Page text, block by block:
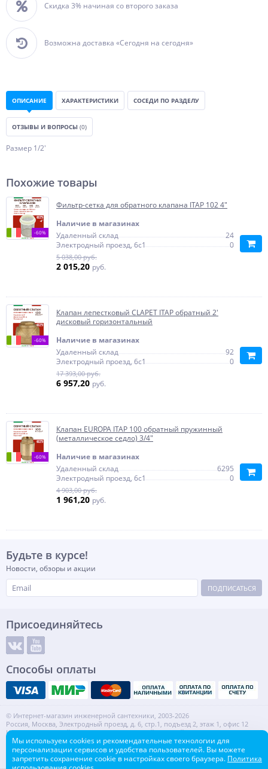
Скидка 3% начиная со второго заказа
Возможна доставка «Сегодня на сегодня»
ОПИСАНИЕ ХАРАКТЕРИСТИКИ СОСЕДИ ПО РАЗДЕЛУ
ОТЗЫВЫ И ВОПРОСЫ (0)
Размер 1/2'
Похожие товары
-60%
Фильтр-сетка для обратного клапана ITAP 102 4"
Наличие в магазинах
Удаленный склад
24
Электродный проезд, 6с1
0
5 038,00 руб.
2 015,20 руб.
-60%
Клапан лепестковый CLAPET ITAP обратный 2'
дисковый горизонтальный
Наличие в магазинах
Удаленный склад
92
Электродный проезд, 6с1
0
17 393,00 руб.
6 957,20 руб.
-60%
Клапан EUROPA ITAP 100 обратный пружинный
(металлическое седло) 3/4"
Наличие в магазинах
Удаленный склад
6295
Электродный проезд, 6с1
0
4 903,00 руб.
1 961,20 руб.
Будьте в курсе!
Новости, обзоры и акции
ПОДПИСАТЬСЯ
Присоединяйтесь
Способы оплаты
© Интернет-магазин инженерной сантехники, 2003-2026
Россия, Москва, Электродный проезд, д. 6, стр.1, подъезд 2, этаж 1, офис 12
Информация на сайте не является публичной офертой.
ИНН: 7720553918 КПП: 772001001
Контакты Карта сайта
Мы используем cookies и рекомендательные технологии для
персонализации сервисов и удобства пользователей. Вы можете
запретить сохранение cookie в настройках своего браузера. Политика